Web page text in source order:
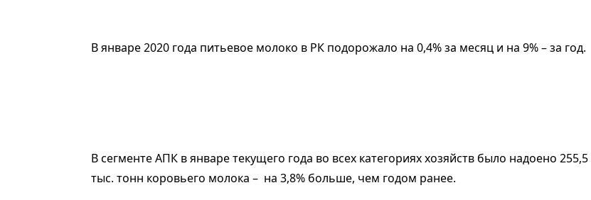
В январе 2020 года питьевое молоко в РК подорожало на 0,4% за месяц и на 9% – за год.
В сегменте АПК в январе текущего года во всех категориях хозяйств было надоено 255,5
тыс. тонн коровьего молока – на 3,8% больше, чем годом ранее.